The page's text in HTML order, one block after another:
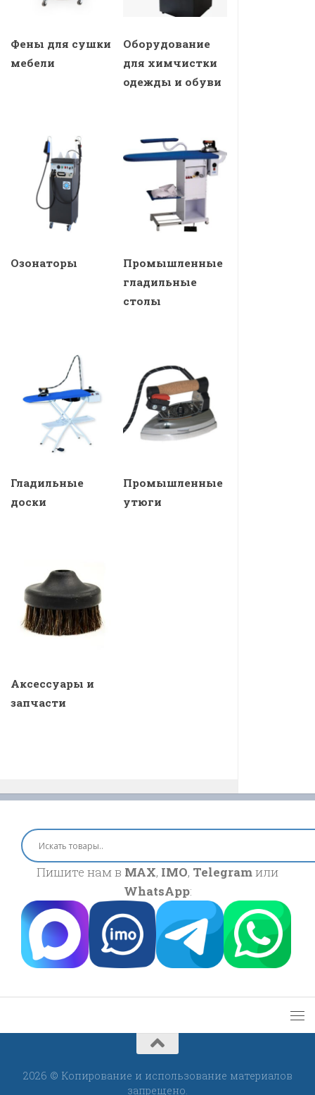
Фены для сушки
мебели
Оборудование
для химчистки
одежды и обуви
Озонаторы
Промышленные
гладильные
столы
Гладильные
доски
Промышленные
утюги
Аксессуары и
запчасти
Пишите нам в MAX, IMO, Telegramили
WhatsApp:
2026 © Копирование и использование материалов
запрещено.